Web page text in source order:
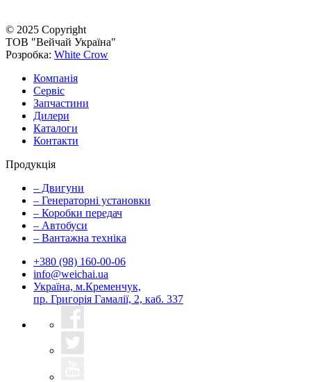
© 2025 Copyright
ТОВ "Вейчай Україна"
Розробка: White Crow
Компанія
Сервіс
Запчастини
Дилери
Каталоги
Контакти
Продукція
– Двигуни
– Генераторні установки
– Коробки передач
– Автобуси
– Вантажна техніка
+380 (98) 160-00-06
info@weichai.ua
Україна, м.Кременчук,
пр. Григорія Гамалії, 2, каб. 337